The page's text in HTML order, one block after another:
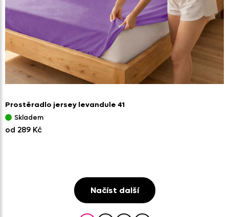
Prostěradlo jersey levandule 41
Skladem
od 289 Kč
Načíst další